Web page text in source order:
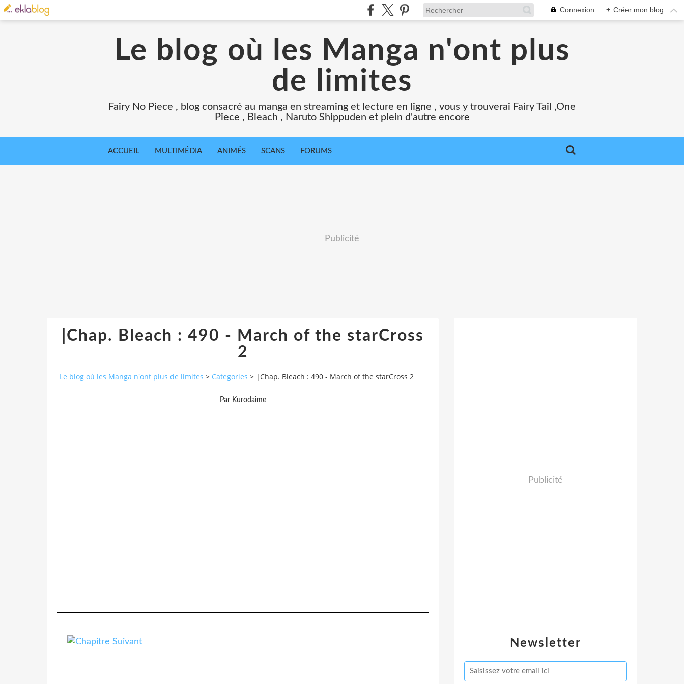
Connexion + Créer mon blog
Le blog où les Manga n'ont plus
de limites
Fairy No Piece , blog consacré au manga en streaming et lecture en ligne , vous y trouverai Fairy Tail ,One
Piece , Bleach , Naruto Shippuden et plein d'autre encore
ACCUEIL MULTIMÉDIA ANIMÉS SCANS FORUMS
Publicité
|Chap. Bleach : 490 - March of the starCross
2
Le blog où les Manga n'ont plus de limites > Categories > |Chap. Bleach : 490 - March of the starCross 2
Par Kurodaime
Newsletter
Publicité